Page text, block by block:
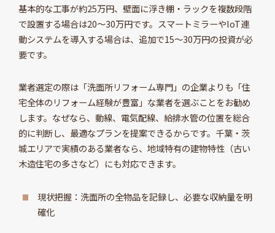
基本的な工事が約25万円、壁面に浮き棚・ラックを複数段階
で設置する場合は20～30万円です。スマートミラーやIoT連
動システムを導入する場合は、追加で15～30万円の投資が必
要です。
業者選定の際は「洗面所リフォーム専門」の企業よりも「住
宅全体のリフォーム経験が豊富」な業者を選ぶことをお勧め
します。なぜなら、動線、電気配線、給排水管の位置を総合
的に判断し、最適なプランを提案できるからです。千葉・茨
城エリアで実績のある業者なら、地域特有の建物特性（古い
木造住宅の多さなど）にも対応できます。
現状把握：洗面所の全物品を記録し、必要な収納量を明
確化